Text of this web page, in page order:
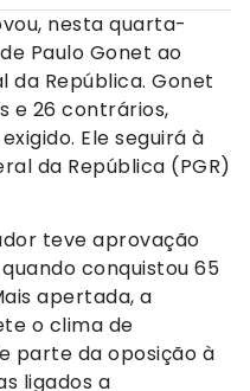
nesta quarta-
Paulo Gonet ao
República. Gonet
e 26 contrários,
Ele seguirá à
da República (PGR)
teve aprovação
conquistou 65
apertada, a
o clima de
parte da oposição à
ligados a